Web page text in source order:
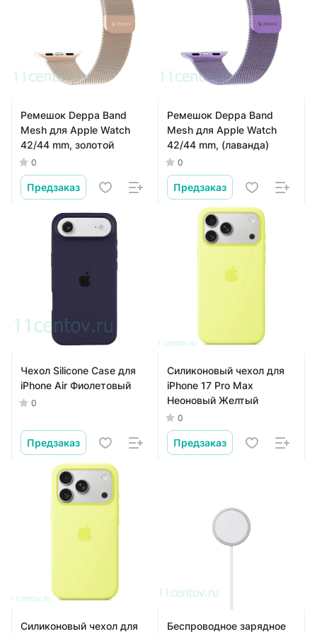
Ремешок Deppa Band
Mesh для Apple Watch
42/44 mm, золотой
0
Предзаказ
Ремешок Deppa Band
Mesh для Apple Watch
42/44 mm, (лаванда)
0
Предзаказ
Чехол Silicone Case для
iPhone Air Фиолетовый
0
Предзаказ
Силиконовый чехол для
iPhone 17 Pro Max
Неоновый Желтый
0
Предзаказ
Силиконовый чехол для
Беспроводное зарядное